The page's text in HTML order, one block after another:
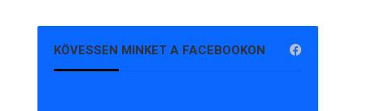
KÖVESSEN MINKET A FACEBOOKON